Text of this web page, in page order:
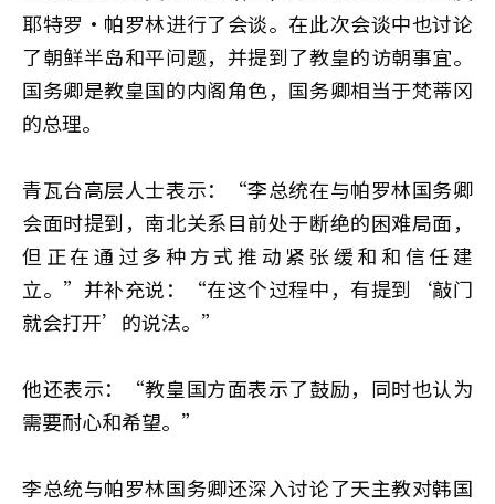
耶特罗·帕罗林进行了会谈。在此次会谈中也讨论
了朝鲜半岛和平问题，并提到了教皇的访朝事宜。
国务卿是教皇国的内阁角色，国务卿相当于梵蒂冈
的总理。
青瓦台高层人士表示：“李总统在与帕罗林国务卿
会面时提到，南北关系目前处于断绝的困难局面，
但正在通过多种方式推动紧张缓和和信任建
立。”并补充说：“在这个过程中，有提到‘敲门
就会打开’的说法。”
他还表示：“教皇国方面表示了鼓励，同时也认为
需要耐心和希望。”
李总统与帕罗林国务卿还深入讨论了天主教对韩国